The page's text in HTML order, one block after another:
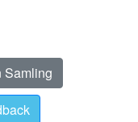
Samling